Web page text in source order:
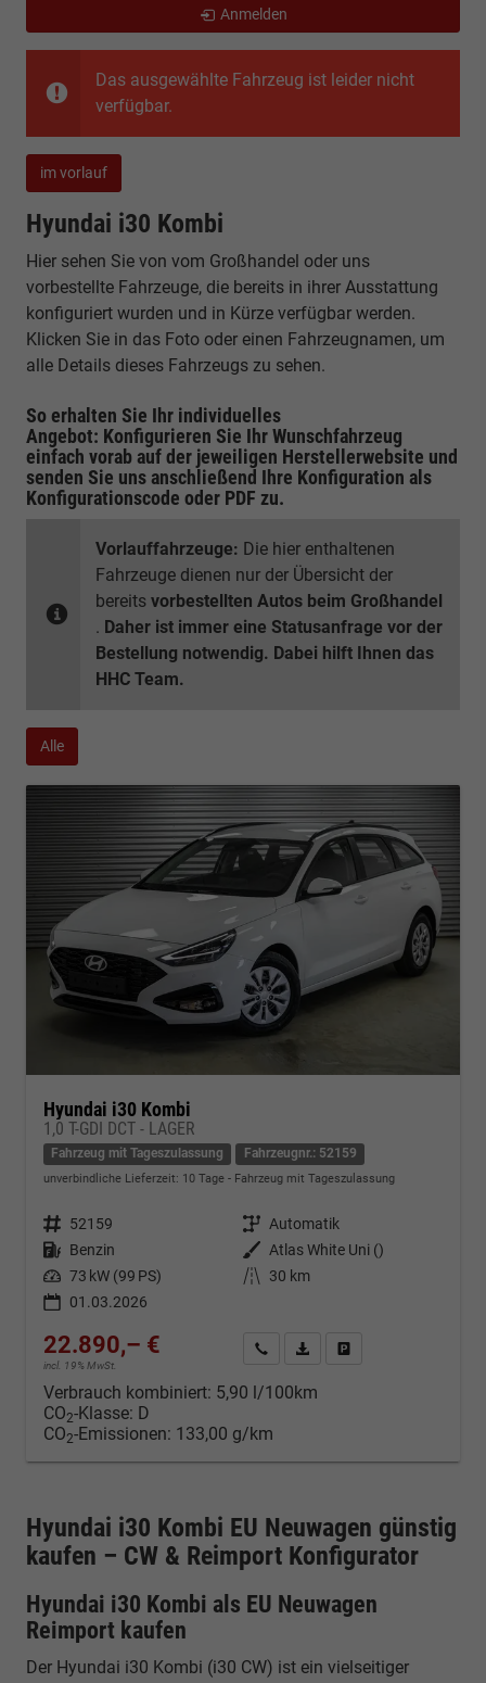
Das ausgewählte Fahrzeug ist leider nicht
verfügbar.
im vorlauf
Hyundai i30 Kombi
Hier sehen Sie von vom Großhandel oder uns
vorbestellte Fahrzeuge, die bereits in ihrer Ausstattung
konfiguriert wurden und in Kürze verfügbar werden.
Klicken Sie in das Foto oder einen Fahrzeugnamen, um
alle Details dieses Fahrzeugs zu sehen.
So erhalten Sie Ihr individuelles
Angebot: Konfigurieren Sie Ihr Wunschfahrzeug
einfach vorab auf der jeweiligen Herstellerwebsite und
senden Sie uns anschließend Ihre Konfiguration als
Konfigurationscode oder PDF zu.
Vorlauffahrzeuge: Die hier enthaltenen
Fahrzeuge dienen nur der Übersicht der
bereits vorbestellten Autos beim Großhandel
. Daher ist immer eine Statusanfrage vor der
Bestellung notwendig. Dabei hilft Ihnen das
HHC Team.
Alle
Hyundai i30 Kombi
1,0 T-GDI DCT - LAGER
Fahrzeug mit Tageszulassung Fahrzeugnr.: 52159
unverbindliche Lieferzeit: 10 Tage Fahrzeug mit Tageszulassung
Fahrzeugnr. 52159 Getriebe Automatik
Kraftstoff Benzin Außenfarbe
Atlas White Uni ()
Leistung 73 kW (99 PS) Kilometerstand
30 km
01.03.2026
22.890,– €
incl. 19% MwSt.
Kontakt & Angebot anfordern
PDF-Datei, Fahrzeugexposé
Verbrauch kombiniert: 5,90 l/100km
CO2-Klasse: D
CO2-Emissionen: 133,00 g/km
Hyundai i30 Kombi EU Neuwagen günstig
kaufen – CW & Reimport Konfigurator
Hyundai i30 Kombi als EU Neuwagen
Reimport kaufen
Der Hyundai i30 Kombi (i30 CW) ist ein vielseitiger
Anmelden